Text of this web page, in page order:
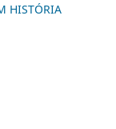
HISTÓRIA